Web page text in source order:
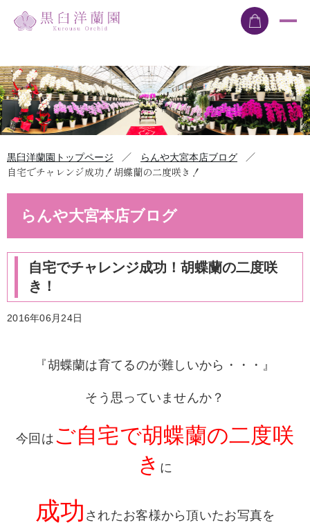
黒臼洋蘭園トップページ ／ らんや大宮本店ブログ
／
自宅でチャレンジ成功！胡蝶蘭の二度咲き！
らんや大宮本店ブログ
自宅でチャレンジ成功！胡蝶蘭の二度咲
き！
2016年06月24日
『胡蝶蘭は育てるのが難しいから・・・』
そう思っていませんか？
今回は ご自宅で胡蝶蘭の二度咲
き に
成功 されたお客様から頂いたお写真を